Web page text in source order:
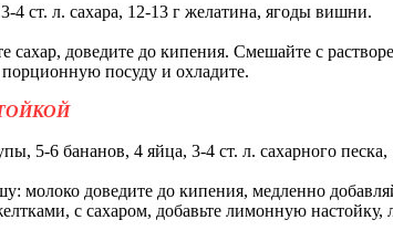
4 ст. л. сахара, 12-13 г желатина, ягоды вишни.
доведите до кипения. Смешайте с
посуду и охладите.
5-6 бананов, 4 яйца, 3-4 ст. л. сахарного песка,
молоко доведите до кипения, медленно
с сахаром, добавьте лимонную